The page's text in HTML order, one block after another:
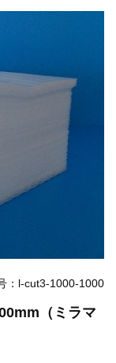
：l-cut3-1000-1000
（ミラマ